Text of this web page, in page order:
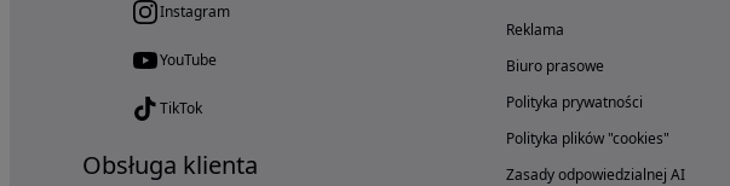
Instagram
YouTube
TikTok
Obsługa klienta
Reklama
Biuro prasowe
Polityka prywatności
Polityka plików "cookies"
Zasady odpowiedzialnej AI